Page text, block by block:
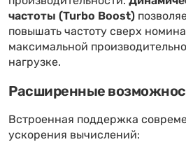
частоты (Turbo Boost)
повышать частоту сверх
максимальной
нагрузке.
Расширенные
Встроенная поддержка
ускорения вычислений: